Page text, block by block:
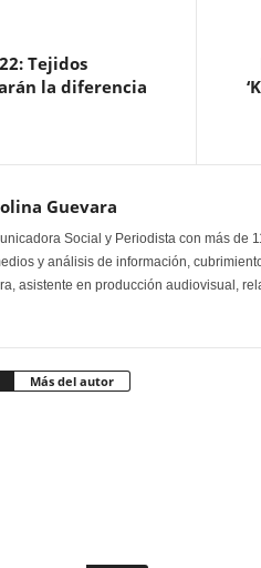
Tejidos
la diferencia
Guevara
Social y Periodista con más de
y análisis de información,
asistente en producción audiovisual,
Más del autor